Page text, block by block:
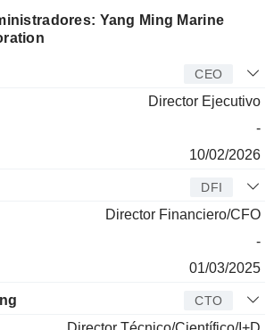
Yang Ming Marine
CEO
Director Ejecutivo
-
10/02/2026
DFI
Director Financiero/CFO
-
01/03/2025
CTO